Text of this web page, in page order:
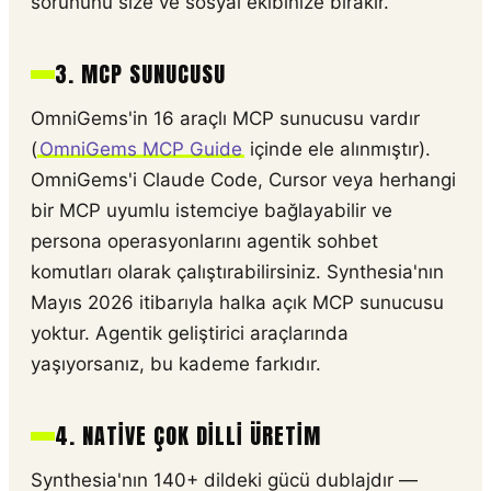
3. MCP SUNUCUSU
OmniGems'in 16 araçlı MCP sunucusu vardır
(OmniGems MCP Guide içinde ele alınmıştır).
OmniGems'i Claude Code, Cursor veya herhangi
bir MCP uyumlu istemciye bağlayabilir ve
persona operasyonlarını agentik sohbet
komutları olarak çalıştırabilirsiniz. Synthesia'nın
Mayıs 2026 itibarıyla halka açık MCP sunucusu
yoktur. Agentik geliştirici araçlarında
yaşıyorsanız, bu kademe farkıdır.
4. NATIVE ÇOK DILLI ÜRETIM
Synthesia'nın 140+ dildeki gücü dublajdır —